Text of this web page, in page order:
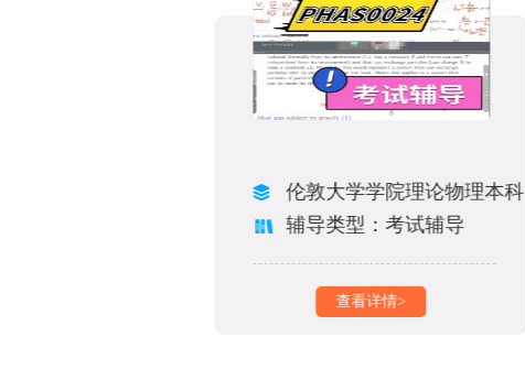
伦敦大学学院理论物理本科
辅导类型：考试辅导
查看详情>